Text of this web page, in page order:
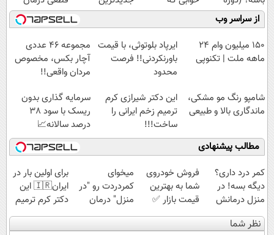
رایگان درآمد
میلیاردی)
میلیاردر شد.
آموزش رایگان
فناوری اروپا،
سبک و مقاوم |
پرداخت قسطی
کنید!
◗پرسش‌نامه◖
از سراسر وب
150 میلیون وام 24
ماهه ملت | تکنوپی
ایرپاد بلوتوثی، با قیمت
باورنکردنی!! فرصت
محدود
مجموعه ۴۶ عددی
آچار بکس، مخصوص
مردان واقعی!!
فوق‌العاده)
شامپو رنگ مو مشکی،
ماندگاری بالا و طبیعی
این دکتر شیرازی کرم
ترمیم زخم ایرانی را
ساخت!!!
سرمایه گذاری بدون
ریسک با سود 38
درصد سالانه📈
مطالب پیشنهادی
کمر درد داری؟
دیگه بسه! در
منزل درمانش
کن
(◀پرسش‌نامه)
فروش خودروی
شما به بهترین
قیمت بازار ✅
میخوای
کمردردت رو "در
منزل" درمان
کنی؟ (◂فیلم +
◂پرسش‌نامه)
برای اولین بار در
ایران🇮🇷 این
دکتر کرم ترمیم
کننده 23 روزه
ساخت!
نظر شما